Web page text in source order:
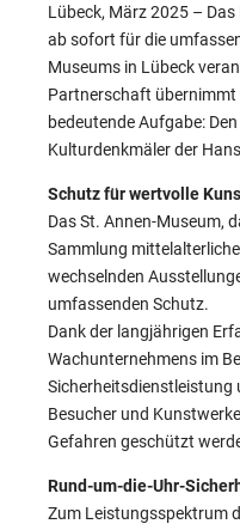
Lübeck, März 2025 –
ab sofort für die
Museums in Lübeck
Partnerschaft übernimmt
bedeutende Aufgabe:
Kulturdenkmäler der
Schutz für wertvolle
Das St. Annen-Museum,
Sammlung
wechselnden
umfassenden Schutz.
Dank der langjährigen
Wachunternehmens im
Sicherheitsdienstleistung
Besucher und
Gefahren geschützt
Rund-um-die-Uhr-
Zum Leistungsspektrum